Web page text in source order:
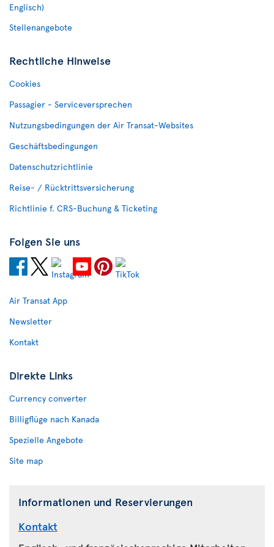
Englisch)
Stellenangebote
Rechtliche Hinweise
Cookies
Passagier - Serviceversprechen
Nutzungsbedingungen der Air Transat-Websites
Geschäftsbedingungen
Datenschutzrichtlinie
Reise- / Rücktrittsversicherung
Richtlinie f. CRS-Buchung & Ticketing
Folgen Sie uns
Air Transat App
Newsletter
Kontakt
Direkte Links
Currency converter
Billigflüge nach Kanada
Spezielle Angebote
Site map
Informationen und Reservierungen
Kontakt